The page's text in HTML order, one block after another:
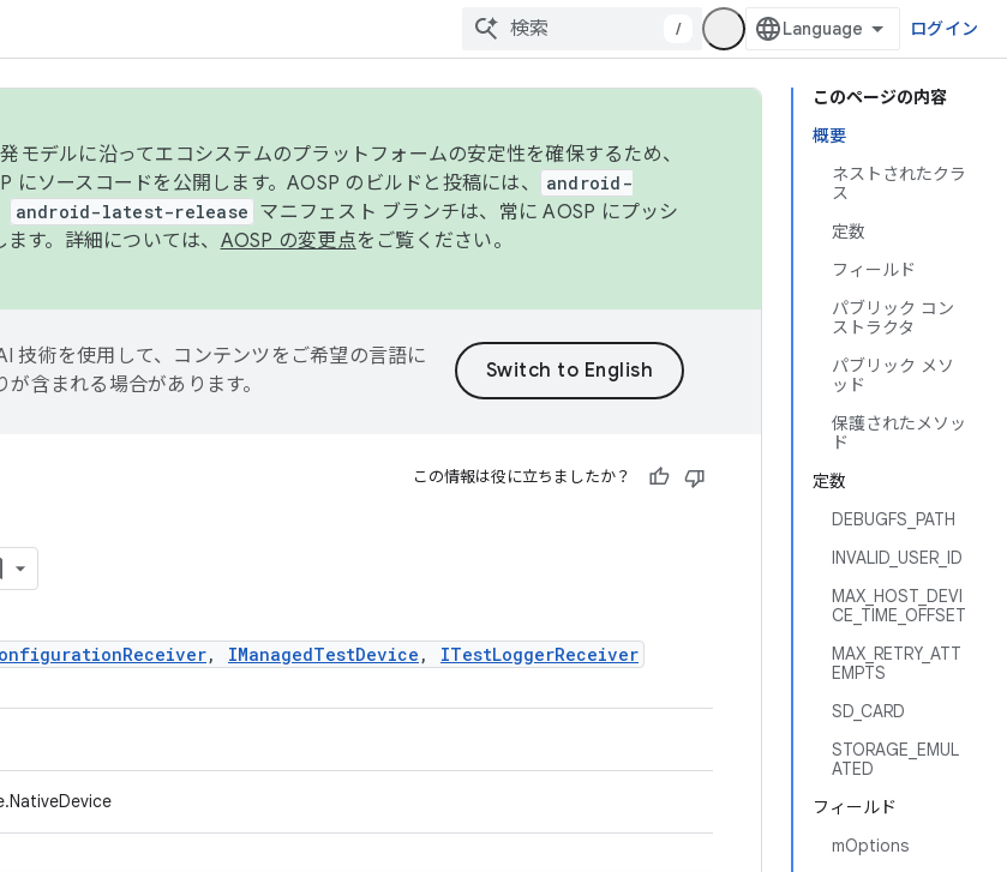
/ ログイン
このページの内容
概要
ネストされたクラ
ス
定数
フィールド
パブリック コン
ストラクタ
パブリック メソ
ッド
保護されたメソッ
ド
定数
DEBUGFS_PATH
INVALID_USER_ID
MAX_HOST_DEVI
CE_TIME_OFFSET
MAX_RETRY_ATT
EMPTS
SD_CARD
STORAGE_EMUL
ATED
フィールド
mOptions
モデルに沿ってエコシステムのプラットフォームの安定性を確保するため、
にソースコードを公開します。AOSP のビルドと投稿には、
android-
android-latest-release マニフェスト ブランチは、常に AOSP にプッシ
す。詳細については、 AOSP の変更点をご覧ください。
技術を使用して、コンテンツをご希望の言語に
含まれる場合があります。
この情報は役に立ちましたか？
, IManagedTestDevice , ITestLoggerReceiver